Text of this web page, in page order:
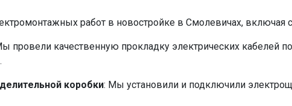
работ в новостройке в Смолевичах, включая
провели качественную прокладку электрических кабелей
коробки: Мы установили и подключили